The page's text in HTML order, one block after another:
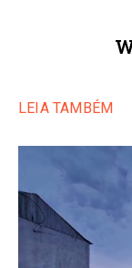
LEIA TAMBÉM